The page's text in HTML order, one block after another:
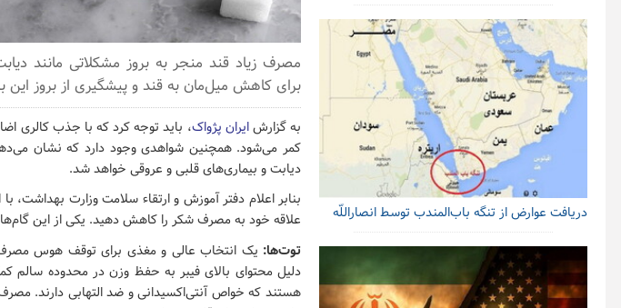
مصرف زیاد قند منجر به بروز مشکلاتی مانند
برای کاهش میل‌مان به قند و پیشگیری از بروز این
به گزارشایران پژواک، باید توجه کرد که با جذب کالری
کمر می‌شود. همچنین شواهدی وجود دارد که نشان
دیابت و بیماری‌های قلبی و عروقی خواهد شد.
بنابر اعلام دفتر آموزش و ارتقاء سلامت وزارت بهداشت،
علاقه خود به مصرف شکر را کاهش دهید. یکی از این
توت‌ها: یک انتخاب عالی و مغذی برای توقف هوس
دلیل محتوای بالای فیبر به حفظ وزن در محدوده سالم
هستند که خواص آنتی‌اکسیدانی و ضد التهابی دارند.
دریافت عوارض از تنگه باب‌المندب توسط انصاراللّه